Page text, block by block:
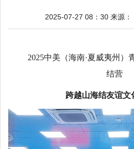
2025-07-27 08：30 来源：
2025中美（海南·夏威夷州）
结营
跨越山海结友谊文